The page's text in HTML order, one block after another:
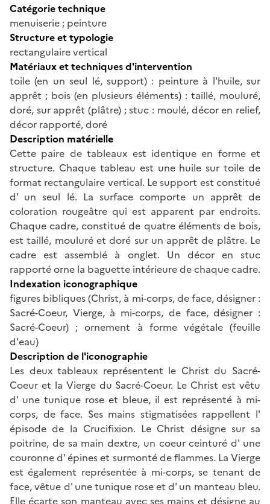
Catégorie technique
menuiserie ; peinture
Structure et typologie
rectangulaire vertical
Matériaux et techniques d'intervention
toile (en un seul lé, support) : peinture à l'huile, sur
apprêt ; bois (en plusieurs éléments) : taillé, mouluré,
doré, sur apprêt (plâtre) ; stuc : moulé, décor en relief,
décor rapporté, doré
Description matérielle
Cette paire de tableaux est identique en forme et
structure. Chaque tableau est une huile sur toile de
format rectangulaire vertical. Le support est constitué
d' un seul lé. La surface comporte un apprêt de
coloration rougeâtre qui est apparent par endroits.
Chaque cadre, constitué de quatre éléments de bois,
est taillé, mouluré et doré sur un apprêt de plâtre. Le
cadre est assemblé à onglet. Un décor en stuc
rapporté orne la baguette intérieure de chaque cadre.
Indexation iconographique
figures bibliques (Christ, à mi-corps, de face, désigner :
Sacré-Coeur, Vierge, à mi-corps, de face, désigner :
Sacré-Coeur) ; ornement à forme végétale (feuille
d'eau)
Description de l'iconographie
Les deux tableaux représentent le Christ du Sacré-
Coeur et la Vierge du Sacré-Coeur. Le Christ est vêtu
d' une tunique rose et bleue, il est représenté à mi-
corps, de face. Ses mains stigmatisées rappellent l'
épisode de la Crucifixion. Le Christ désigne sur sa
poitrine, de sa main dextre, un coeur ceinturé d' une
couronne d' épines et surmonté de flammes. La Vierge
est également représentée à mi-corps, se tenant de
face, vêtue d' une tunique rose et d' un manteau bleu.
Elle écarte son manteau avec ses mains et désigne au